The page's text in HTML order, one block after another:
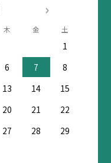
木 金 土
1
6 7
8
13 14
15
20 21
22
27 28
29